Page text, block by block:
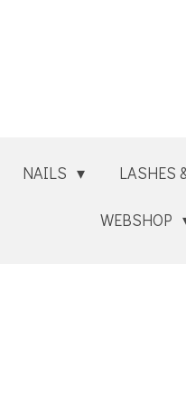
NAILS LASHES
WEBSHOP